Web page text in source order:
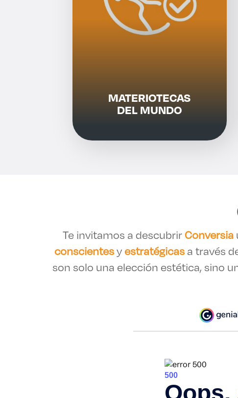
MATERIOTECAS
DEL MUNDO
Te invitamos a descubrirConversia
conscientesyestratégicasa través
son solo una elección estética, sino